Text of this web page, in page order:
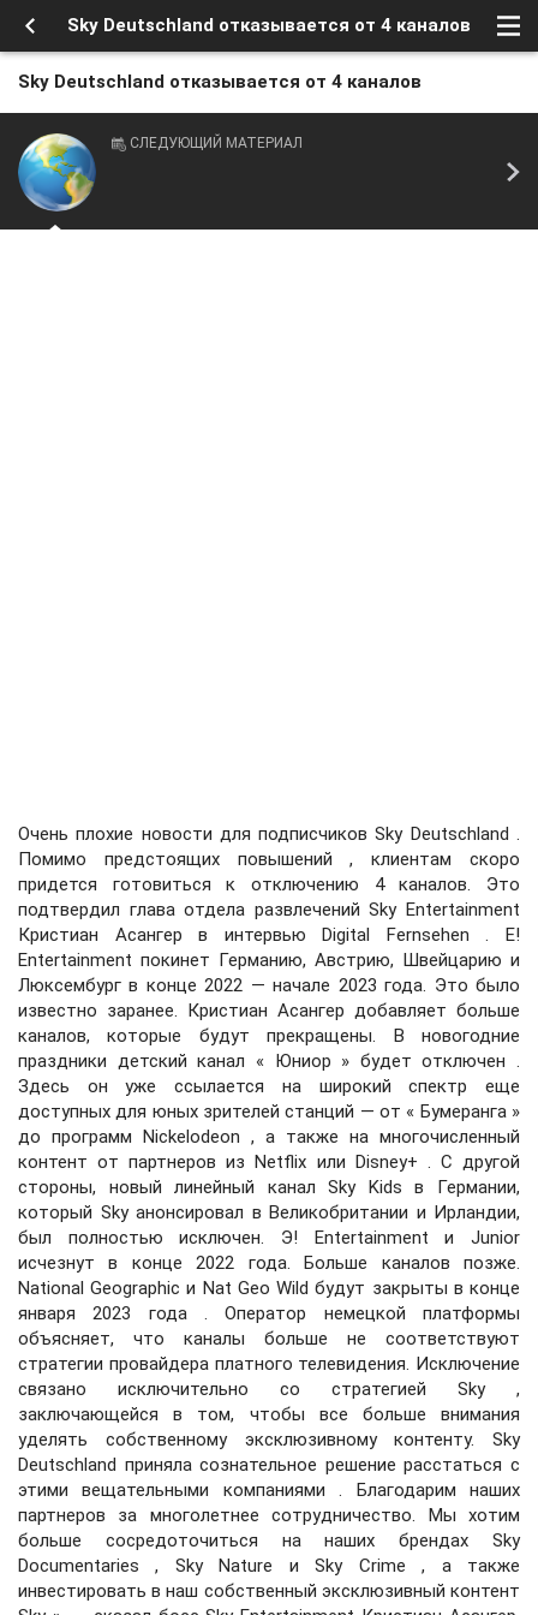
Sky Deutschland отказывается от 4 каналов
Sky Deutschland отказывается от 4 каналов
СЛЕДУЮЩИЙ МАТЕРИАЛ
Очень плохие новости для подписчиков Sky Deutschland .
Помимо предстоящих повышений , клиентам скоро
придется готовиться к отключению 4 каналов. Это
подтвердил глава отдела развлечений Sky Entertainment
Кристиан Асангер в интервью Digital Fernsehen . E!
Entertainment покинет Германию, Австрию, Швейцарию и
Люксембург в конце 2022 — начале 2023 года. Это было
известно заранее. Кристиан Асангер добавляет больше
каналов, которые будут прекращены. В новогодние
праздники детский канал « Юниор » будет отключен .
Здесь он уже ссылается на широкий спектр еще
доступных для юных зрителей станций — от « Бумеранга »
до программ Nickelodeon , а также на многочисленный
контент от партнеров из Netflix или Disney+ . С другой
стороны, новый линейный канал Sky Kids в Германии,
который Sky анонсировал в Великобритании и Ирландии,
был полностью исключен. Э! Entertainment и Junior
исчезнут в конце 2022 года. Больше каналов позже.
National Geographic и Nat Geo Wild будут закрыты в конце
января 2023 года . Оператор немецкой платформы
объясняет, что каналы больше не соответствуют
стратегии провайдера платного телевидения. Исключение
связано исключительно со стратегией Sky ,
заключающейся в том, чтобы все больше внимания
уделять собственному эксклюзивному контенту. Sky
Deutschland приняла сознательное решение расстаться с
этими вещательными компаниями . Благодарим наших
партнеров за многолетнее сотрудничество. Мы хотим
больше сосредоточиться на наших брендах Sky
Documentaries , Sky Nature и Sky Crime , а также
инвестировать в наш собственный эксклюзивный контент